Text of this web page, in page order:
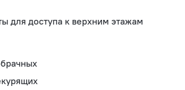
для доступа к верхним этажам